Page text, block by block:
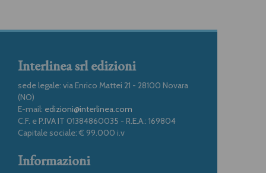
Interlinea srl edizioni
sede legale: via Enrico Mattei 21 - 28100 Novara
(NO)
E-mail: edizioni@interlinea.com
C.F. e P.IVA IT 01384860035 - R.E.A.: 169804
Capitale sociale: € 99.000 i.v
Informazioni